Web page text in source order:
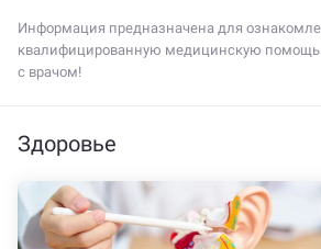
Информация предназначена для
квалифицированную медицинскую помощь.
с врачом!
Здоровье